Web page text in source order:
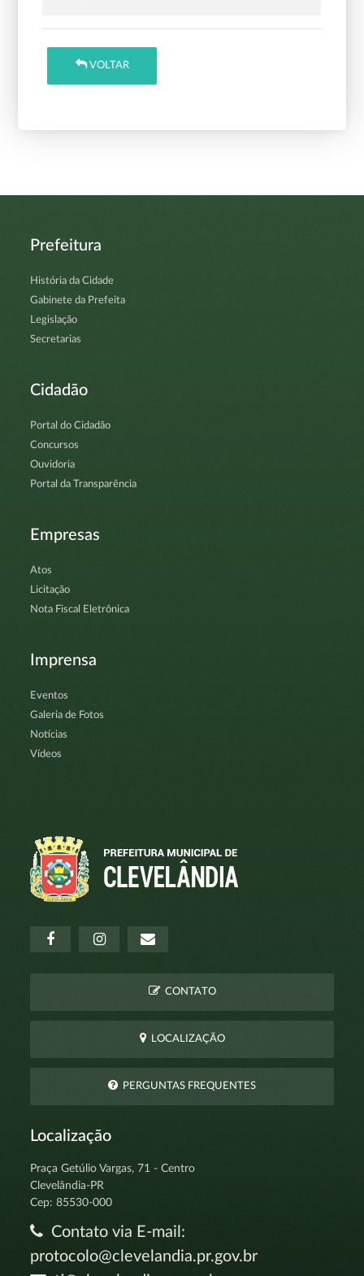
VOLTAR
Prefeitura
História da Cidade
Gabinete da Prefeita
Legislação
Secretarias
Cidadão
Portal do Cidadão
Concursos
Ouvidoria
Portal da Transparência
Empresas
Atos
Licitação
Nota Fiscal Eletrônica
Imprensa
Eventos
Galeria de Fotos
Notícias
Vídeos
CONTATO
LOCALIZAÇÃO
PERGUNTAS FREQUENTES
Localização
Praça Getúlio Vargas, 71 - Centro
Clevelândia-PR
Cep: 85530-000
Contato via E-mail:
protocolo@clevelandia.pr.gov.br